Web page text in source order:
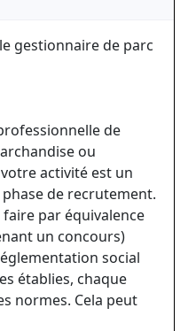
gestionnaire de parc
de
ou
activité est un
de recrutement.
par équivalence
un concours)
social
établies, chaque
normes. Cela peut